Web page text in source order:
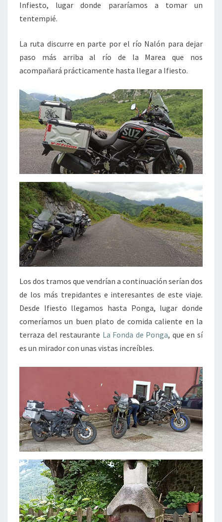
Infiesto, lugar donde pararíamos a tomar un
tentempié.
La ruta discurre en parte por el río Nalón para dejar
paso más arriba al río de la Marea que nos
acompañará prácticamente hasta llegar a Ifiesto.
Los dos tramos que vendrían a continuación serían dos
de los más trepidantes e interesantes de este viaje.
Desde Ifiesto llegamos hasta Ponga, lugar donde
comeríamos un buen plato de comida caliente en la
terraza del restaurante La Fonda de Ponga, que en sí
es un mirador con unas vistas increíbles.